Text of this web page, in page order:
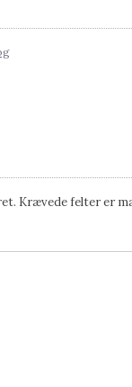
Krævede felter er